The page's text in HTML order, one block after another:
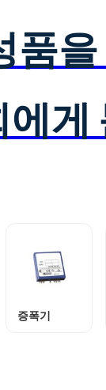
품
게
증폭기